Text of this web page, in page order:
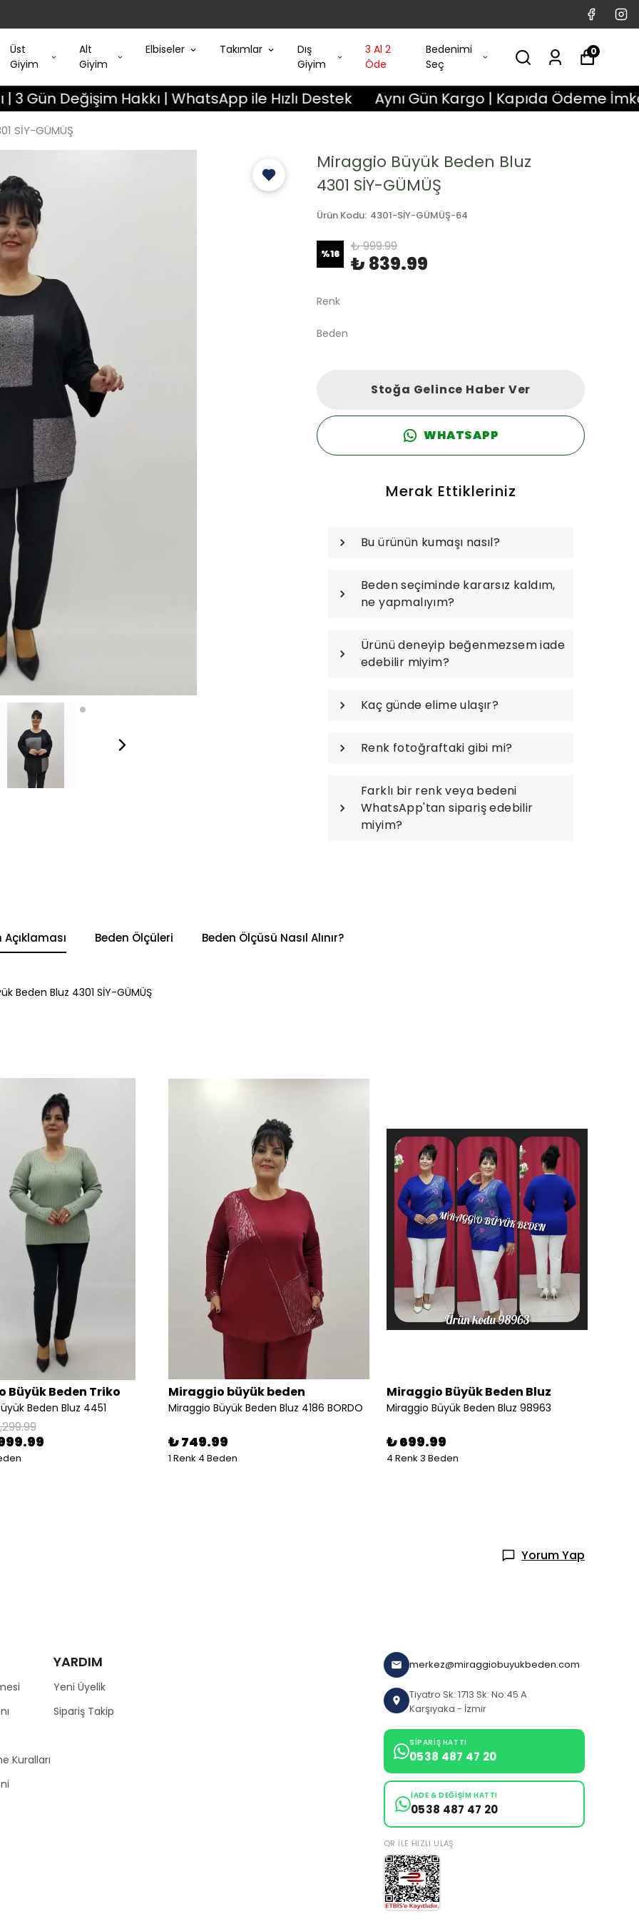
Üst
Giyim
Alt
Giyim
Elbiseler Takımlar
Dış
Giyim
3 Al 2
Öde
Bedenimi
Seç
0
Hakkı | WhatsApp ile Hızlı Destek Aynı Gün Kargo | Kapıda Ödeme İmkanı | 3
SİY-GÜMÜŞ
Miraggio Büyük Beden Bluz
4301 SİY-GÜMÜŞ
Ürün Kodu: 4301-SİY-GÜMÜŞ-64
%16 ₺ 999.99
₺ 839.99
Renk
Beden
Stoğa Gelince Haber Ver
WHATSAPP
Merak Ettikleriniz
Bu ürünün kumaşı nasıl?
Beden seçiminde kararsız kaldım,
ne yapmalıyım?
Ürünü deneyip beğenmezsem iade
edebilir miyim?
Kaç günde elime ulaşır?
Renk fotoğraftaki gibi mi?
Farklı bir renk veya bedeni
WhatsApp'tan sipariş edebilir
miyim?
Açıklaması Beden Ölçüleri Beden Ölçüsü Nasıl Alınır?
Beden Bluz 4301 SİY-GÜMÜŞ
Büyük Beden Triko
Beden Bluz 4451
Miraggio büyük beden
Miraggio Büyük Beden Bluz 4186 BORDO
₺ 749.99
1 Renk 4 Beden
Miraggio Büyük Beden Bluz
Miraggio Büyük Beden Bluz 98963
₺ 699.99
4 Renk 3 Beden
Yorum Yap
Kuralları
YARDIM
Yeni Üyelik
Sipariş Takip
merkez@miraggiobuyukbeden.com
Tiyatro Sk: 1713 Sk: No:45 A
Karşıyaka - İzmir
SIPARIŞ HATTI
0538 487 47 20
İADE & DEĞIŞIM HATTI
0538 487 47 20
QR ILE HIZLI ULAŞ